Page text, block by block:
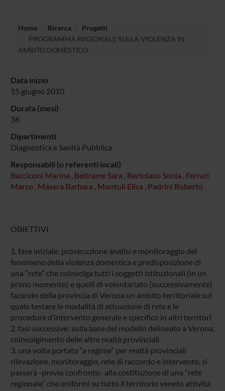
Home Ricerca
Progetti
PROGRAMMA REGIONALE SULLA VIOLENZA IN
AMBITO DOMESTICO
Data inizio
15 giugno 2010
Durata (mesi)
36
Dipartimenti
Diagnostica e Sanità Pubblica
Responsabili (o referenti locali)
Bacciconi Marina , Beltrame Sara , Bertolaso Sonia , Ferrari
Marco , Masera Barbara , Montoli Elisa , Padrini Roberto
OBIETTIVI
1. fase iniziale: prosecuzione analisi e monitoraggio del
fenomeno della violenza domestica e predisposizione di
una “rete” che coinvolga tutti i soggetti istituzionali (in un
primo momento) e quelli di volontariato (successivamente)
facendo della provincia di Verona un ambito territoriale sul
quale testare le modalità di attuazione di rete e le
procedure d’intervento generale e specifico in altri territori
2. fasi successive: sulla base del modello delineato a Verona,
coinvolgimento delle altre realtà provinciali
3. una volta portato “a regime” per realtà provinciali
rilevazione, monitoraggio, rete di raccordo e intervento, si
passerà -previo confronto- alla costituzione di una “rete
regionale” che uniformi su tutto il territorio veneto attività